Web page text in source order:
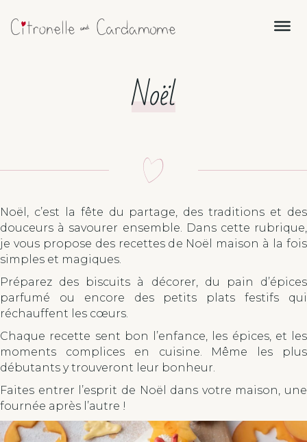
Noël
Noël, c’est la fête du partage, des traditions et des
douceurs à savourer ensemble. Dans cette rubrique,
je vous propose des recettes de Noël maison à la fois
simples et magiques.
Préparez des biscuits à décorer, du pain d’épices
parfumé ou encore des petits plats festifs qui
réchauffent les cœurs.
Chaque recette sent bon l’enfance, les épices, et les
moments complices en cuisine. Même les plus
débutants y trouveront leur bonheur.
Faites entrer l’esprit de Noël dans votre maison, une
fournée après l’autre !